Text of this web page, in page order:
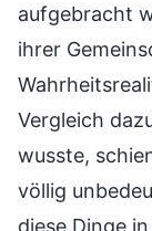
aufgebracht
ihrer
Vergleich
wusste,
völlig
diese Dinge